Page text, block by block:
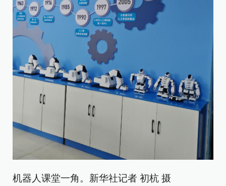
机器人课堂一角。新华社记者 初杭 摄